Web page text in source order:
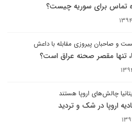
تماس برای سوریه چیست؟
و صاحبان پیروزی مقابله با داعش
تنها مقصر صحنه عراق است؟
چالش‌های اروپا هستند
اروپا در شک و تردید